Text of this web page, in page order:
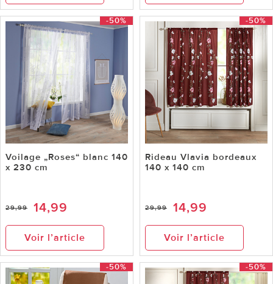
-50%
Voilage „Roses“ blanc 140
x 230 cm
29,99 14,99
Voir l’article
-50%
Rideau Vlavia bordeaux
140 x 140 cm
29,99 14,99
Voir l’article
-50% -50%